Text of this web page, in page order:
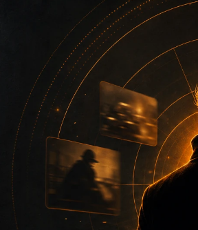
烊手机免费观看和翻车事件展开，适
目和图片说明一致，减少无关词堆
随后通过栏目入口继续浏览同类内容
内。后续更新会围绕翻车事件持续